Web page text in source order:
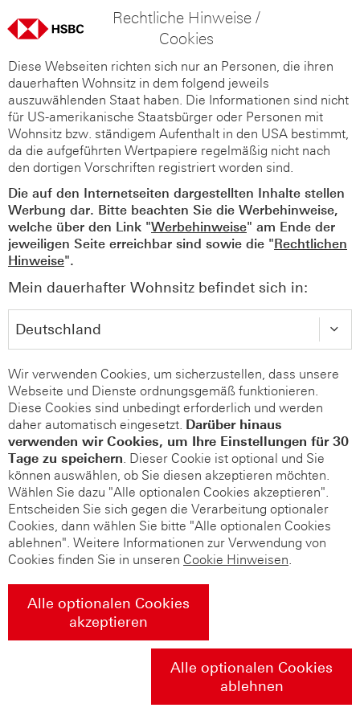
Rechtliche Hinweise /
Cookies
Diese Webseiten richten sich nur an Personen, die ihren
dauerhaften Wohnsitz in dem folgend jeweils
auszuwählenden Staat haben. Die Informationen sind nicht
für US-amerikanische Staatsbürger oder Personen mit
Wohnsitz bzw. ständigem Aufenthalt in den USA bestimmt,
da die aufgeführten Wertpapiere regelmäßig nicht nach
den dortigen Vorschriften registriert worden sind.
Die auf den Internetseiten dargestellten Inhalte stellen
Werbung dar. Bitte beachten Sie die Werbehinweise,
welche über den Link "Werbehinweise" am Ende der
jeweiligen Seite erreichbar sind sowie die "Rechtlichen
Hinweise".
Mein dauerhafter Wohnsitz befindet sich in:
Wir verwenden Cookies, um sicherzustellen, dass unsere
Webseite und Dienste ordnungsgemäß funktionieren.
Diese Cookies sind unbedingt erforderlich und werden
daher automatisch eingesetzt. Darüber hinaus
verwenden wir Cookies, um Ihre Einstellungen für 30
Tage zu speichern. Dieser Cookie ist optional und Sie
können auswählen, ob Sie diesen akzeptieren möchten.
Wählen Sie dazu "Alle optionalen Cookies akzeptieren".
Entscheiden Sie sich gegen die Verarbeitung optionaler
Cookies, dann wählen Sie bitte "Alle optionalen Cookies
ablehnen". Weitere Informationen zur Verwendung von
Cookies finden Sie in unseren Cookie Hinweisen.
Alle optionalen Cookies
akzeptieren
Alle optionalen Cookies
ablehnen